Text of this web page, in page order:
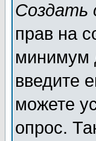
Создать
прав на
минимум
введите
можете
опрос.